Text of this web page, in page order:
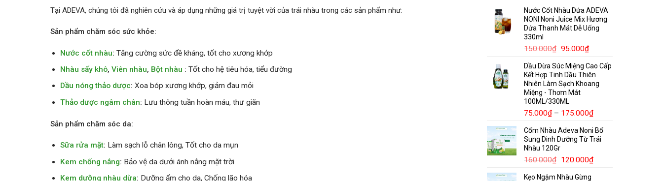
Tại ADEVA, chúng tôi đã nghiên cứu và áp dụng những giá trị tuyệt vời của trái nhàu trong các sản phẩm như:
Sản phẩm chăm sóc sức khỏe:
Nước cốt nhàu:Tăng cường sức đề kháng, tốt cho xương khớp
Nhàu sấy khô,Viên nhàu, Bột nhàu :Tốt cho hệ tiêu hóa, tiểu đường
Dầu nóng thảo dược: Xoa bóp xương khớp, giảm đau mỏi
Thảo dược ngâm chân: Lưu thông tuần hoàn máu, thư giãn
Sản phẩm chăm sóc da:
Sữa rửa mặt: Làm sạch lỗ chân lông, Tốt cho da mụn
Kem chống nắng: Bảo vệ da dưới ánh nắng mặt trời
Kem dưỡng nhàu dừa: Dưỡng ẩm cho da, Chống lão hóa
Nước Cốt Nhàu Dứa ADEVA
NONI Noni Juice Mix Hương
Dứa Thanh Mát Dễ Uống
330ml
150.000₫ Giá
là:
150.000₫.
95.000₫Giá
tại
là:
95.000₫.
Dầu Dừa Súc Miệng Cao Cấp
Kết Hợp Tinh Dầu Thiên
Nhiên Làm Sạch Khoang
Miệng - Thơm Mát
100ML/330ML
75.000₫ – 175.000₫Khoảng
từ
75.000₫
175.000₫
Cốm Nhàu Adeva Noni Bổ
Sung Dinh Dưỡng Từ Trái
Nhàu 120Gr
160.000₫ Giá
là:
120.000₫Giá
Kẹo Ngậm Nhàu Gừng